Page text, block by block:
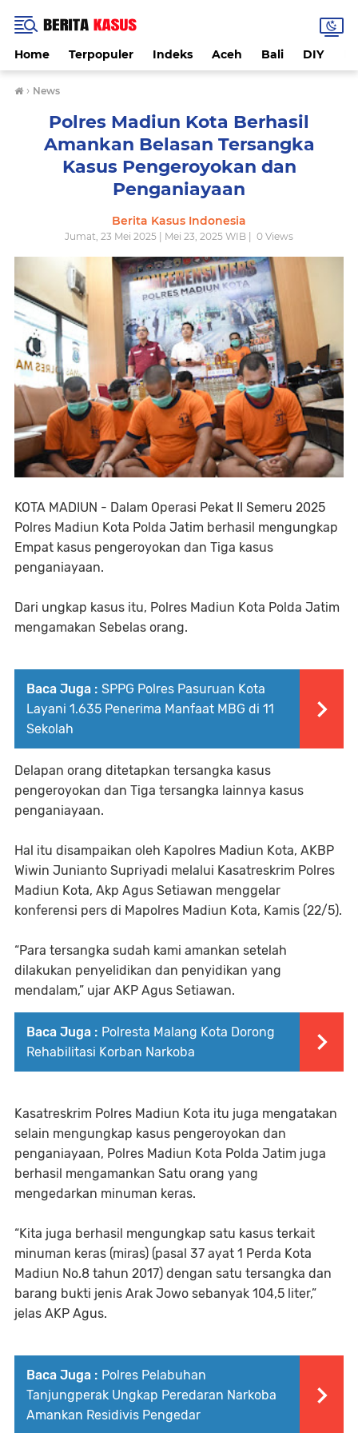
Home Terpopuler Indeks Aceh Bali DIY
› News
Polres Madiun Kota Berhasil
Amankan Belasan Tersangka
Kasus Pengeroyokan dan
Penganiayaan
Berita Kasus Indonesia
Jumat, 23 Mei 2025 | Mei 23, 2025 WIB | 0 Views
KOTA MADIUN - Dalam Operasi Pekat II Semeru 2025
Polres Madiun Kota Polda Jatim berhasil mengungkap
Empat kasus pengeroyokan dan Tiga kasus
penganiayaan.
‎Dari ungkap kasus itu, Polres Madiun Kota Polda Jatim
mengamakan Sebelas orang.
Baca Juga : SPPG Polres Pasuruan Kota
Layani 1.635 Penerima Manfaat MBG di 11
Sekolah
Delapan orang ditetapkan tersangka kasus
pengeroyokan dan Tiga tersangka lainnya kasus
penganiayaan.
Hal itu disampaikan oleh Kapolres Madiun Kota, AKBP
Wiwin Junianto Supriyadi melalui Kasatreskrim Polres
Madiun Kota, Akp Agus Setiawan menggelar
konferensi pers di Mapolres Madiun Kota, Kamis (22/5).
‎“Para tersangka sudah kami amankan setelah
dilakukan penyelidikan dan penyidikan yang
mendalam,” ujar AKP Agus Setiawan.
Baca Juga : Polresta Malang Kota Dorong
Rehabilitasi Korban Narkoba
‎Kasatreskrim Polres Madiun Kota itu juga mengatakan
selain mengungkap kasus pengeroyokan dan
penganiayaan, Polres Madiun Kota Polda Jatim juga
berhasil mengamankan Satu orang yang
mengedarkan minuman keras.
“Kita juga berhasil mengungkap satu kasus terkait
minuman keras (miras) (pasal 37 ayat 1 Perda Kota
Madiun No.8 tahun 2017) dengan satu tersangka dan
barang bukti jenis Arak Jowo sebanyak 104,5 liter,”
jelas AKP Agus.
Baca Juga : Polres Pelabuhan
Tanjungperak Ungkap Peredaran Narkoba
Amankan Residivis Pengedar